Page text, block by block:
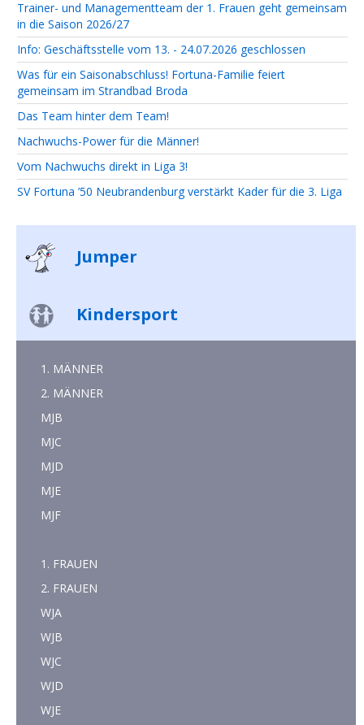
Trainer- und Managementteam der 1. Frauen geht gemeinsam
in die Saison 2026/27
Info: Geschäftsstelle vom 13. - 24.07.2026 geschlossen
Was für ein Saisonabschluss! Fortuna-Familie feiert
gemeinsam im Strandbad Broda
Das Team hinter dem Team!
Nachwuchs-Power für die Männer!
Vom Nachwuchs direkt in Liga 3!
SV Fortuna ’50 Neubrandenburg verstärkt Kader für die 3. Liga
Jumper
Kindersport
1. MÄNNER
2. MÄNNER
MJB
MJC
MJD
MJE
MJF
1. FRAUEN
2. FRAUEN
WJA
WJB
WJC
WJD
WJE